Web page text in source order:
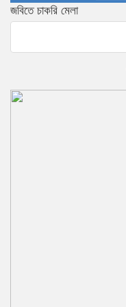
জবিতে চাকরি মেলা